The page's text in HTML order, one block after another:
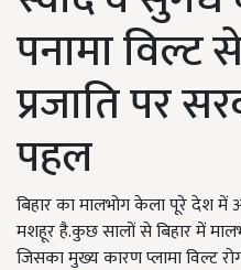
पनामा विल्ट
प्रजाति पर
पहल
बिहार का मालभोग केला पूरे देश
मशहूर है.कुछ सालों से बिहार में
जिसका मुख्य कारण प्लामा विल्ट